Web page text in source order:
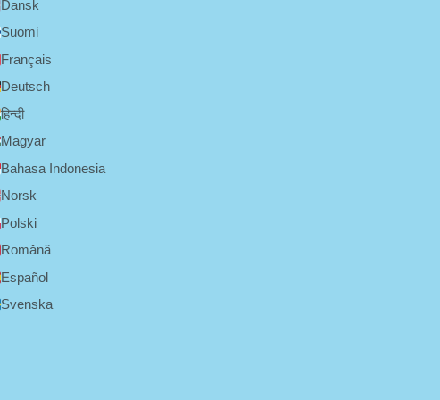
Dansk
Suomi
Français
Deutsch
हिन्दी
Magyar
Bahasa Indonesia
Norsk
Polski
Română
Español
Svenska